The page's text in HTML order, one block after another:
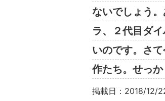
ないでしょう
ラ、２代目ダ
いのです。さ
作たち。せっ
掲載日：2018/12/